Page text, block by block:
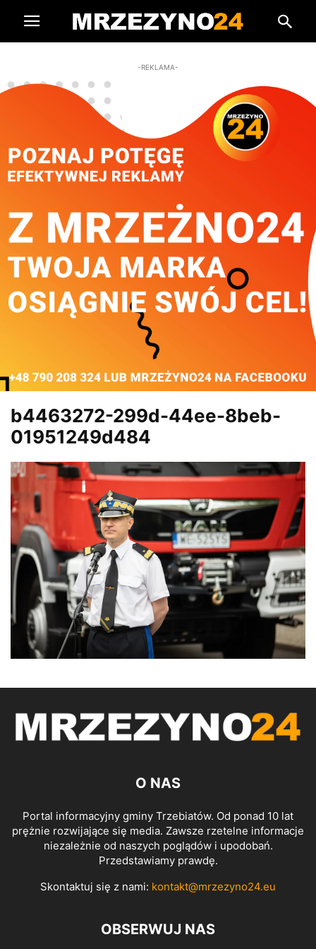
-REKLAMA-
b4463272-299d-44ee-8beb-
01951249d484
O NAS
Portal informacyjny gminy Trzebiatów. Od ponad 10 lat
prężnie rozwijające się media. Zawsze rzetelne informacje
niezależnie od naszych poglądów i upodobań.
Przedstawiamy prawdę.
Skontaktuj się z nami: kontakt@mrzezyno24.eu
OBSERWUJ NAS